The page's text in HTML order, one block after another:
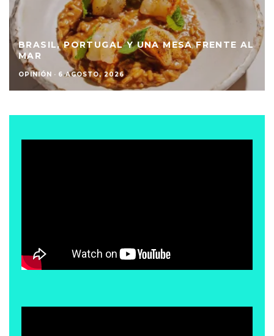
BRASIL, PORTUGAL Y UNA MESA FRENTE AL
MAR
OPINIÓN · 6 AGOSTO, 2026